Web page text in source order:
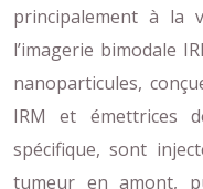
principalement à la
l’imagerie bimodale
nanoparticules,
IRM et émettrices
spécifique, sont
tumeur en amont,